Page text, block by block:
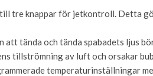
tre knappar för jetkontroll. Detta
att tända och tända spabadets ljus
tillströmning av luft och orsakar
temperaturinställningar